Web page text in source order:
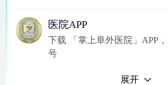
医院APP
下载 「掌上阜外医院」APP
号
展开